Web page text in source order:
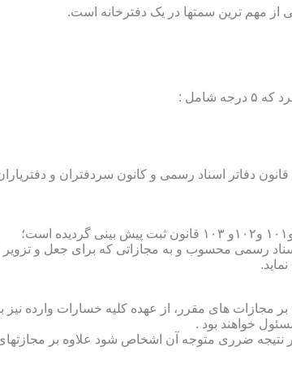
از مهم ترین سمتها در یک دفترخانه است.
رسمی محسوب و به مجازاتی که برای جعل و
مجازات های مقرر، از عهده کلیه خسارات وارده نیز
خواهند بود .
در نتیجه ضرری متوجه آن اشخاص شود علاوه بر